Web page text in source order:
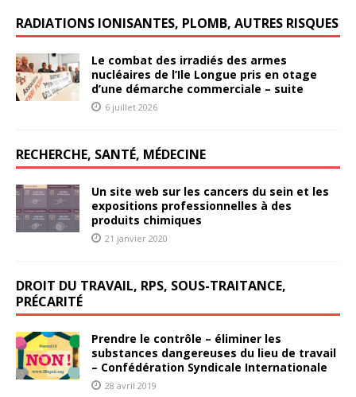
RADIATIONS IONISANTES, PLOMB, AUTRES RISQUES
Le combat des irradiés des armes
nucléaires de l’Ile Longue pris en otage
d’une démarche commerciale – suite
6 juillet 2026
RECHERCHE, SANTÉ, MÉDECINE
Un site web sur les cancers du sein et les
expositions professionnelles à des
produits chimiques
21 janvier 2020
DROIT DU TRAVAIL, RPS, SOUS-TRAITANCE,
PRÉCARITÉ
Prendre le contrôle – éliminer les
substances dangereuses du lieu de travail
– Confédération Syndicale Internationale
28 avril 2019